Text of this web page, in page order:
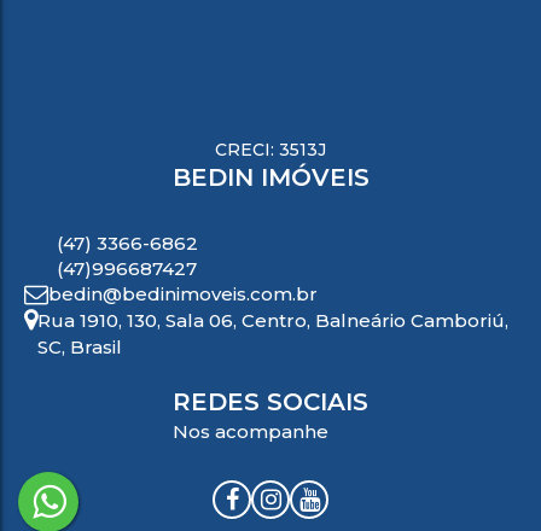
CRECI: 3513J
BEDIN IMÓVEIS
(47) 3366-6862
(47)996687427
bedin@bedinimoveis.com.br
Rua 1910, 130, Sala 06, Centro, Balneário Camboriú,
SC, Brasil
REDES SOCIAIS
Nos acompanhe